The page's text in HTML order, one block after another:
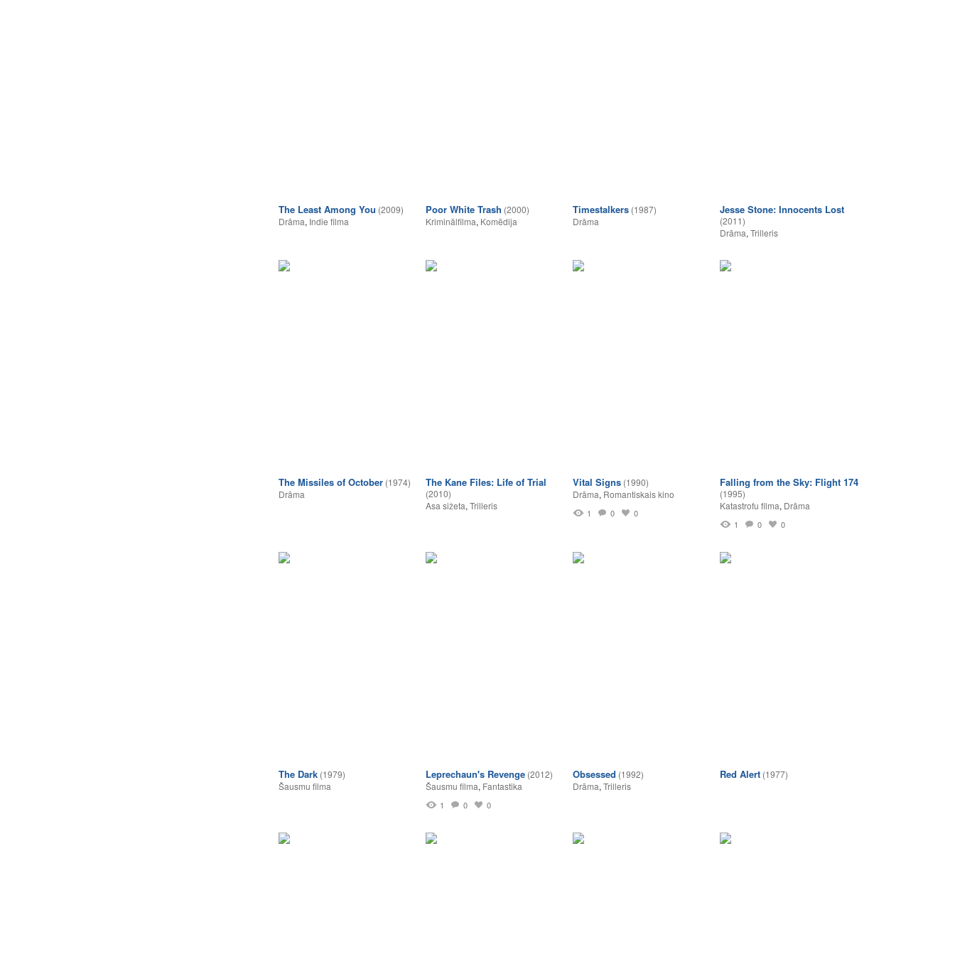
The Least Among You (2009)
Drāma, Indie filma
Poor White Trash (2000)
Kriminālfilma, Komēdija
Timestalkers (1987)
Drāma
Jesse Stone: Innocents Lost
(2011)
Drāma, Trilleris
The Missiles of October (1974)
Drāma
The Kane Files: Life of Trial
(2010)
Asa sižeta, Trilleris
Vital Signs (1990)
Drāma, Romantiskais kino
1 0 0
Falling from the Sky: Flight 174
(1995)
Katastrofu filma, Drāma
1 0 0
The Dark (1979)
Šausmu filma
Leprechaun's Revenge (2012)
Šausmu filma, Fantastika
1 0 0
Obsessed (1992)
Drāma, Trilleris
Red Alert (1977)